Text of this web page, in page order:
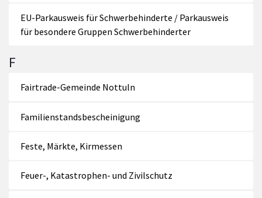
EU-Parkausweis für Schwerbehinderte / Parkausweis
für besondere Gruppen Schwerbehinderter
F
Fairtrade-Gemeinde Nottuln
Familienstandsbescheinigung
Feste, Märkte, Kirmessen
Feuer-, Katastrophen- und Zivilschutz